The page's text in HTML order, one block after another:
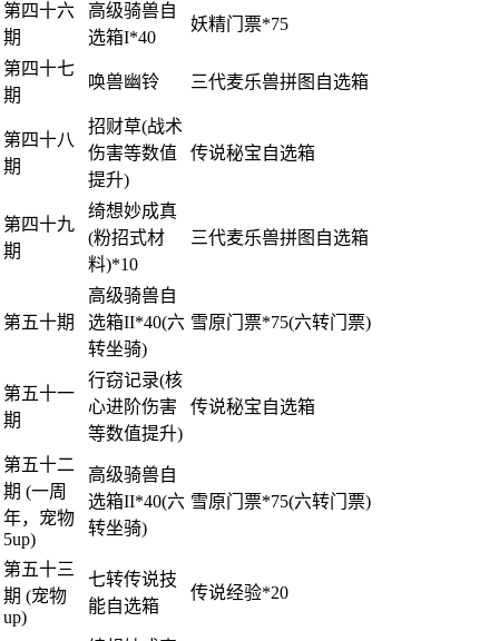
第四十六
期
高级骑兽自
选箱I*40
妖精门票*75
第四十七
期
唤兽幽铃 三代麦乐兽拼图自选箱
第四十八
期
招财草(战术
伤害等数值
提升)
传说秘宝自选箱
第四十九
期
绮想妙成真
(粉招式材
料)*10
三代麦乐兽拼图自选箱
第五十期
高级骑兽自
选箱II*40(六
转坐骑)
雪原门票*75(六转门票)
第五十一
期
行窃记录(核
心进阶伤害
等数值提升)
传说秘宝自选箱
第五十二
期 (一周
年，宠物
5up)
高级骑兽自
选箱II*40(六
转坐骑)
雪原门票*75(六转门票)
第五十三
期 (宠物
up)
七转传说技
能自选箱
传说经验*20